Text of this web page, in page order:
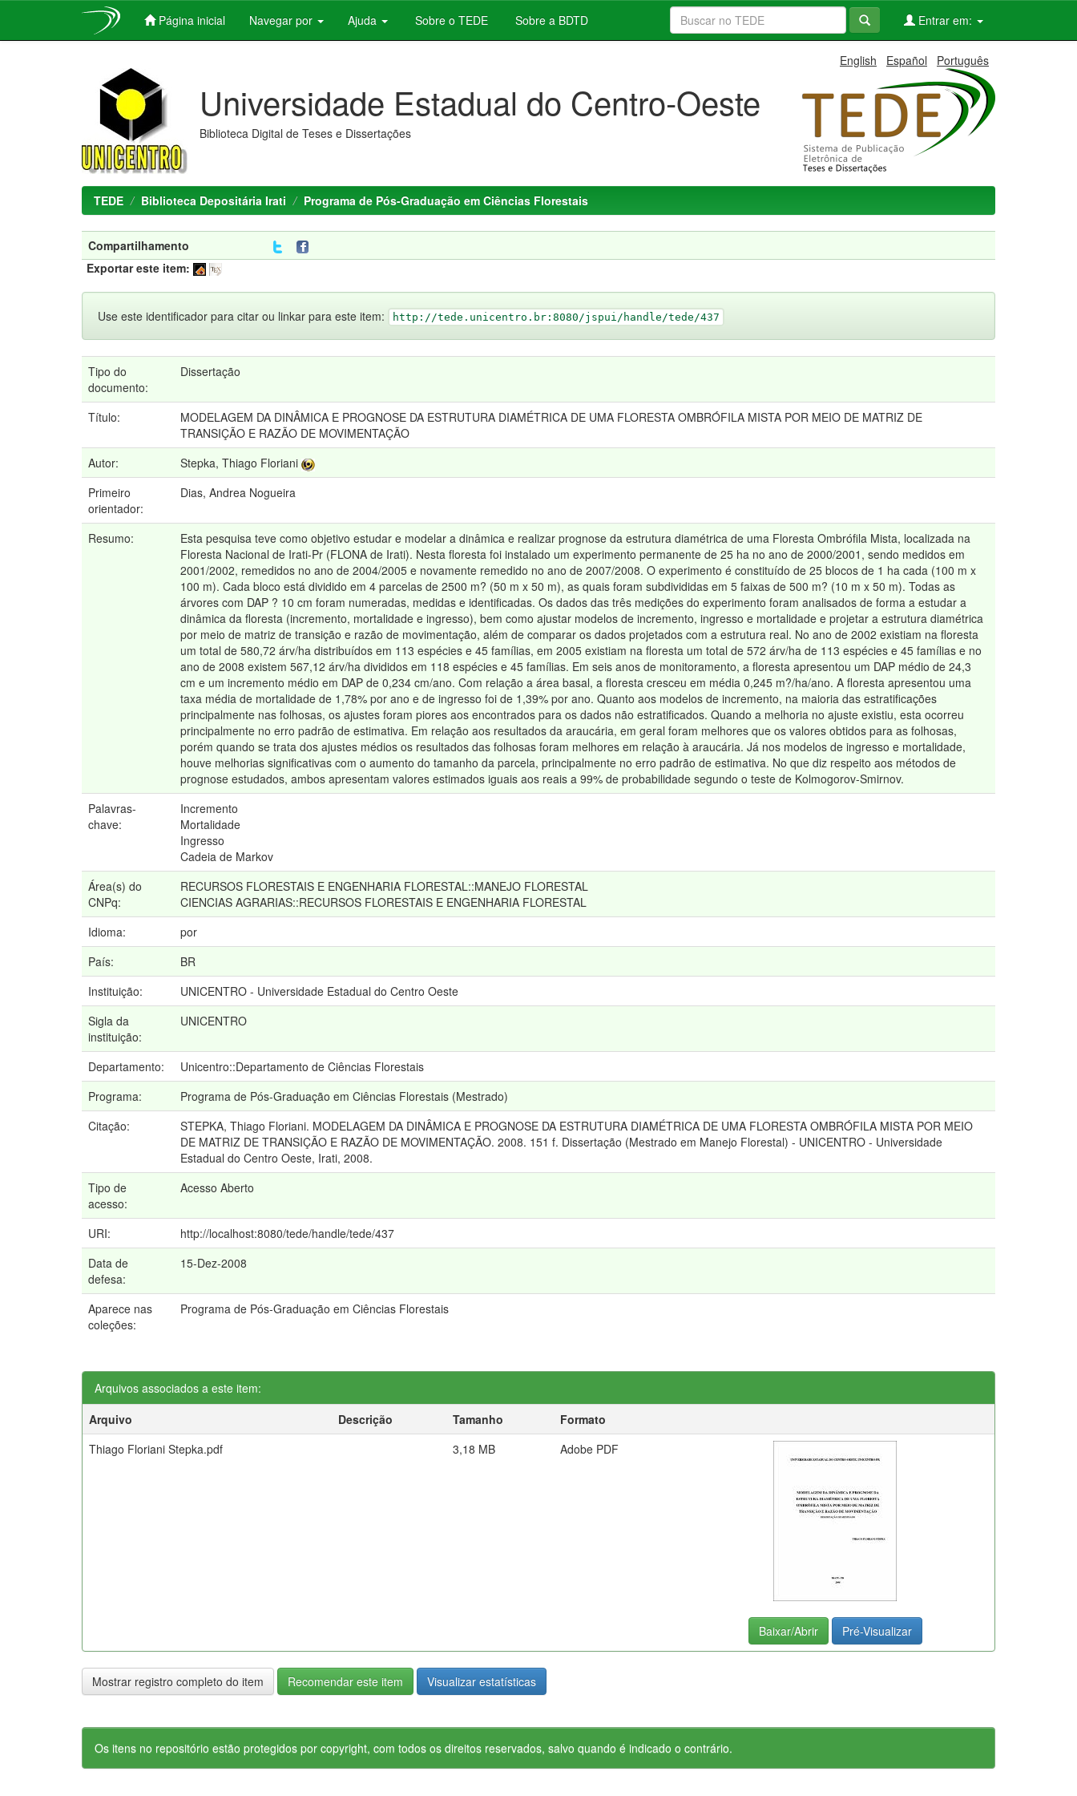
Página inicial Navegar por Ajuda Sobre o TEDE Sobre a BDTD Entrar em:
English Español Português
Universidade Estadual do Centro-Oeste
Biblioteca Digital de Teses e Dissertações
TEDE Biblioteca Depositária Irati Programa de Pós-Graduação em Ciências Florestais
Compartilhamento
Exportar este item:
Use este identificador para citar ou linkar para este item: http://tede.unicentro.br:8080/jspui/handle/tede/437
Tipo do
documento:
Dissertação
Título:
MODELAGEM DA DINÂMICA E PROGNOSE DA ESTRUTURA DIAMÉTRICA DE UMA FLORESTA OMBRÓFILA MISTA POR MEIO DE MATRIZ DE
TRANSIÇÃO E RAZÃO DE MOVIMENTAÇÃO
Autor:
Stepka, Thiago Floriani
Primeiro
orientador:
Dias, Andrea Nogueira
Resumo:
Esta pesquisa teve como objetivo estudar e modelar a dinâmica e realizar prognose da estrutura diamétrica de uma Floresta Ombrófila Mista, localizada na
Floresta Nacional de Irati-Pr (FLONA de Irati). Nesta floresta foi instalado um experimento permanente de 25 ha no ano de 2000/2001, sendo medidos em
2001/2002, remedidos no ano de 2004/2005 e novamente remedido no ano de 2007/2008. O experimento é constituído de 25 blocos de 1 ha cada (100 m x
100 m). Cada bloco está dividido em 4 parcelas de 2500 m? (50 m x 50 m), as quais foram subdivididas em 5 faixas de 500 m? (10 m x 50 m). Todas as
árvores com DAP ? 10 cm foram numeradas, medidas e identificadas. Os dados das três medições do experimento foram analisados de forma a estudar a
dinâmica da floresta (incremento, mortalidade e ingresso), bem como ajustar modelos de incremento, ingresso e mortalidade e projetar a estrutura diamétrica
por meio de matriz de transição e razão de movimentação, além de comparar os dados projetados com a estrutura real. No ano de 2002 existiam na floresta
um total de 580,72 árv/ha distribuídos em 113 espécies e 45 famílias, em 2005 existiam na floresta um total de 572 árv/ha de 113 espécies e 45 famílias e no
ano de 2008 existem 567,12 árv/ha divididos em 118 espécies e 45 famílias. Em seis anos de monitoramento, a floresta apresentou um DAP médio de 24,3
cm e um incremento médio em DAP de 0,234 cm/ano. Com relação a área basal, a floresta cresceu em média 0,245 m?/ha/ano. A floresta apresentou uma
taxa média de mortalidade de 1,78% por ano e de ingresso foi de 1,39% por ano. Quanto aos modelos de incremento, na maioria das estratificações
principalmente nas folhosas, os ajustes foram piores aos encontrados para os dados não estratificados. Quando a melhoria no ajuste existiu, esta ocorreu
principalmente no erro padrão de estimativa. Em relação aos resultados da araucária, em geral foram melhores que os valores obtidos para as folhosas,
porém quando se trata dos ajustes médios os resultados das folhosas foram melhores em relação à araucária. Já nos modelos de ingresso e mortalidade,
houve melhorias significativas com o aumento do tamanho da parcela, principalmente no erro padrão de estimativa. No que diz respeito aos métodos de
prognose estudados, ambos apresentam valores estimados iguais aos reais a 99% de probabilidade segundo o teste de Kolmogorov-Smirnov.
Palavras-
chave:
Incremento
Mortalidade
Ingresso
Cadeia de Markov
Área(s) do
CNPq:
RECURSOS FLORESTAIS E ENGENHARIA FLORESTAL::MANEJO FLORESTAL
CIENCIAS AGRARIAS::RECURSOS FLORESTAIS E ENGENHARIA FLORESTAL
Idioma:
por
País:
BR
Instituição:
UNICENTRO - Universidade Estadual do Centro Oeste
Sigla da
instituição:
UNICENTRO
Departamento:
Unicentro::Departamento de Ciências Florestais
Programa:
Programa de Pós-Graduação em Ciências Florestais (Mestrado)
Citação:
STEPKA, Thiago Floriani. MODELAGEM DA DINÂMICA E PROGNOSE DA ESTRUTURA DIAMÉTRICA DE UMA FLORESTA OMBRÓFILA MISTA POR MEIO
DE MATRIZ DE TRANSIÇÃO E RAZÃO DE MOVIMENTAÇÃO. 2008. 151 f. Dissertação (Mestrado em Manejo Florestal) - UNICENTRO - Universidade
Estadual do Centro Oeste, Irati, 2008.
Tipo de
acesso:
Acesso Aberto
URI:
http://localhost:8080/tede/handle/tede/437
Data de
defesa:
15-Dez-2008
Aparece nas
coleções:
Programa de Pós-Graduação em Ciências Florestais
Arquivos associados a este item:
Arquivo
Descrição Tamanho
Formato
Thiago Floriani Stepka.pdf
3,18 MB Adobe PDF
Baixar/Abrir Pré-Visualizar
Mostrar registro completo do item Recomendar este item Visualizar estatísticas
Os itens no repositório estão protegidos por copyright, com todos os direitos reservados, salvo quando é indicado o contrário.